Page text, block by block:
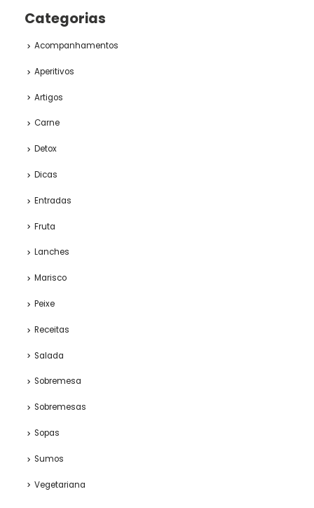
Categorias
Acompanhamentos
Aperitivos
Artigos
Carne
Detox
Dicas
Entradas
Fruta
Lanches
Marisco
Peixe
Receitas
Salada
Sobremesa
Sobremesas
Sopas
Sumos
Vegetariana